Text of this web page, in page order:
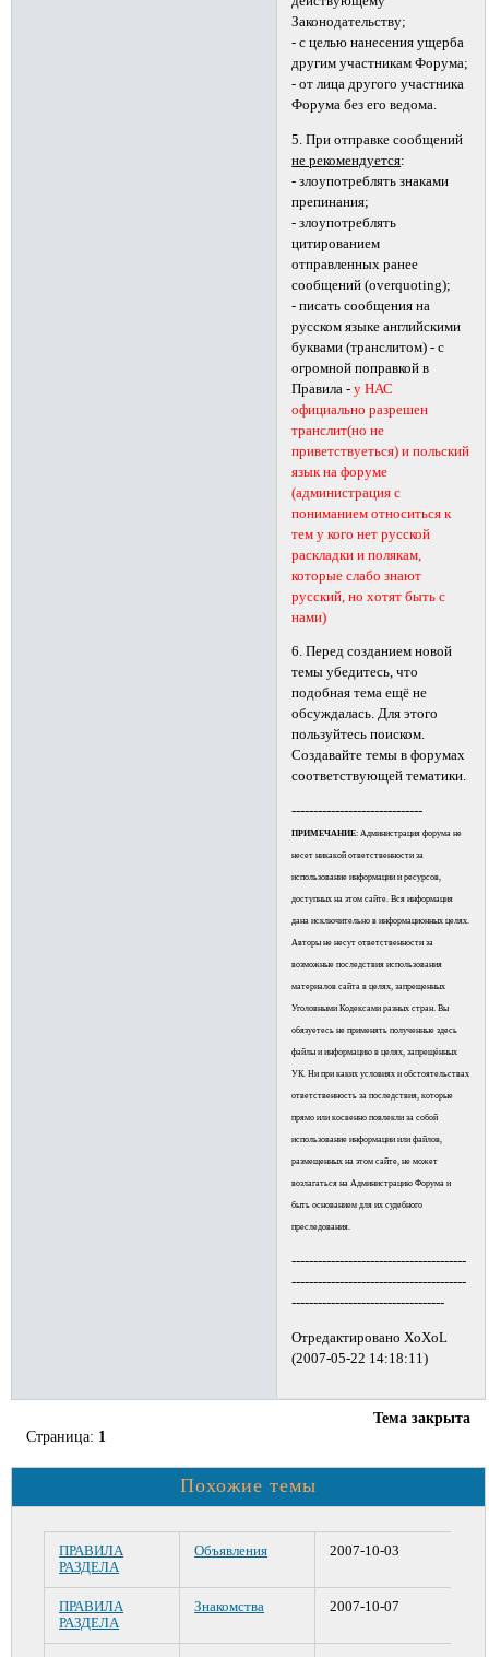
Законодательству;
- с целью нанесения ущерба
другим участникам Форума;
- от лица другого участника
Форума без его ведома.
5. При отправке сообщений
не рекомендуется:
- злоупотреблять знаками
препинания;
- злоупотреблять
цитированием
отправленных ранее
сообщений (overquoting);
- писать сообщения на
русском языке английскими
буквами (транслитом) - с
огромной поправкой в
Правила -у НАС
официально разрешен
транслит(но не
приветствуеться) и польский
язык на форуме
(администрация с
пониманием относиться к
тем у кого нет русской
раскладки и полякам,
которые слабо знают
русский, но хотят быть с
нами)
6. Перед созданием новой
темы убедитесь, что
подобная тема ещё не
обсуждалась. Для этого
пользуйтесь поиском.
Создавайте темы в форумах
соответствующей тематики.
------------------------------
ПРИМЕЧАНИЕ: Администрация форума не
несет никакой ответственности за
использование информации и ресурсов,
доступных на этом сайте. Вся информация
дана исключительно в информационных целях.
Авторы не несут ответственности за
возможные последствия использования
материалов сайта в целях, запрещенных
Уголовными Кодексами разных стран. Вы
обязуетесь не применять полученные здесь
файлы и информацию в целях, запрещённых
УК. Ни при каких условиях и обстоятельствах
ответственность за последствия, которые
прямо или косвенно повлекли за собой
использование информации или файлов,
размещенных на этом сайте, не может
возлагаться на Администрацию Форума и
быть основанием для их судебного
преследования.
----------------------------------------
----------------------------------------
-----------------------------------
Отредактировано XoXoL
(2007-05-22 14:18:11)
Тема закрыта
Страница: 1
Похожие темы
ПРАВИЛА
РАЗДЕЛА
Объявления 2007-10-03
ПРАВИЛА
РАЗДЕЛА
Знакомства 2007-10-07